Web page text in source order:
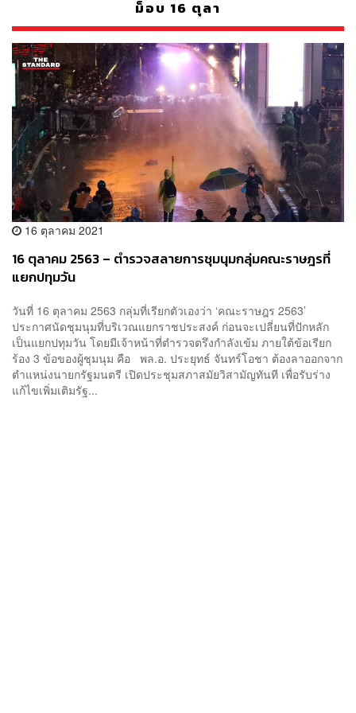
ม็อบ 16 ตุลา
16 ตุลาคม 2021
16 ตุลาคม 2563 – ตำรวจสลายการชุมนุมกลุ่มคณะราษฎรที่
แยกปทุมวัน
วันที่ 16 ตุลาคม 2563 กลุ่มที่เรียกตัวเองว่า ‘คณะราษฎร 2563’
ประกาศนัดชุมนุมที่บริเวณแยกราชประสงค์ ก่อนจะเปลี่ยนที่ปักหลัก
เป็นแยกปทุมวัน โดยมีเจ้าหน้าที่ตำรวจตรึงกำลังเข้ม ภายใต้ข้อเรียก
ร้อง 3 ข้อของผู้ชุมนุม คือ พล.อ. ประยุทธ์ จันทร์โอชา ต้องลาออกจาก
ตำแหน่งนายกรัฐมนตรี เปิดประชุมสภาสมัยวิสามัญทันที เพื่อรับร่าง
แก้ไขเพิ่มเติมรัฐ...